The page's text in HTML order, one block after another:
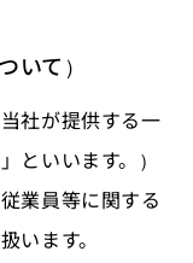
いて）
社が提供する一
といいます。）
業員等に関する
います。